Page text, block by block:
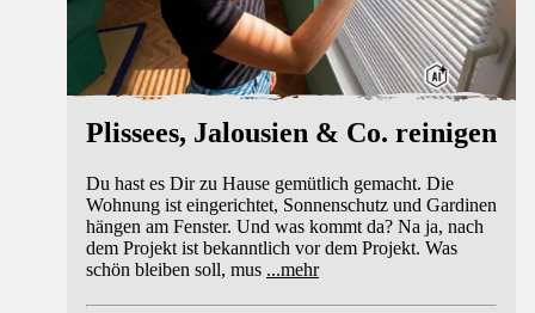
Plissees, Jalousien & Co. reinigen
Du hast es Dir zu Hause gemütlich gemacht. Die
Wohnung ist eingerichtet, Sonnenschutz und Gardinen
hängen am Fenster. Und was kommt da? Na ja, nach
dem Projekt ist bekanntlich vor dem Projekt. Was
schön bleiben soll, mus ...mehr